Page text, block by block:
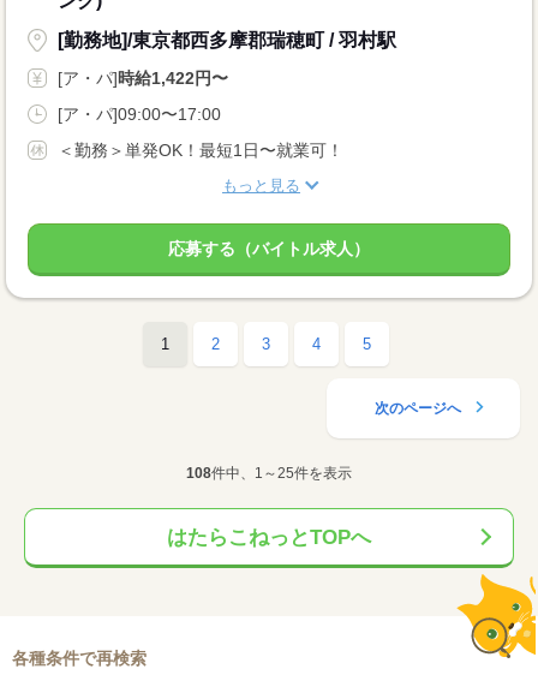
[勤務地]/東京都西多摩郡瑞穂町 / 羽村駅
[ア・パ]時給1,422円〜
[ア・パ]09:00〜17:00
＜勤務＞単発OK！最短1日〜就業可！
もっと見る
応募する（バイトル求人）
1 2 3 4 5
次のページへ
108件中、1～25件を表示
はたらこねっとTOPへ
各種条件で再検索